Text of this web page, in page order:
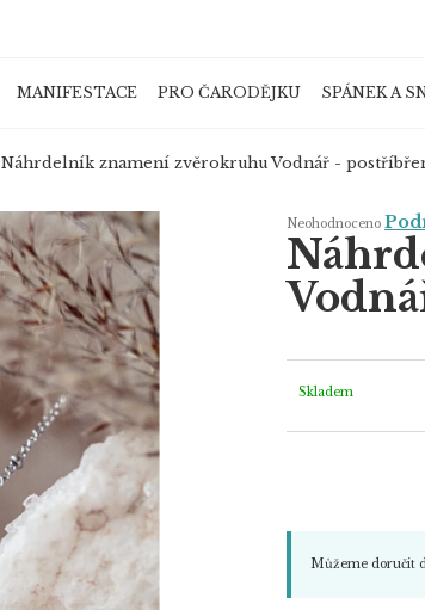
MANIFESTACE PRO ČARODĚJKU SPÁNEK A
Náhrdelník znamení zvěrokruhu Vodnář -
Průměrné
hodnocení
produktu
je
0,0
Neohodnoceno
Skladem
Můžeme doručit
Co potřebujete najít?
HLEDAT
Doporučujeme